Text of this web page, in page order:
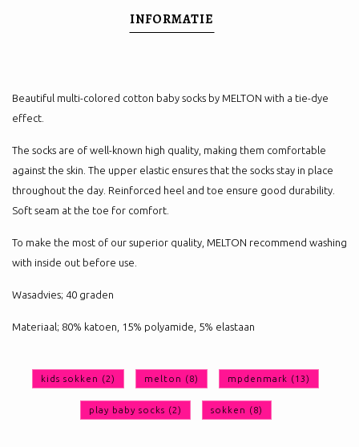
INFORMATIE
Beautiful multi-colored cotton baby socks by MELTON with a tie-dye
effect.
The socks are of well-known high quality, making them comfortable
against the skin. The upper elastic ensures that the socks stay in place
throughout the day. Reinforced heel and toe ensure good durability.
Soft seam at the toe for comfort.
To make the most of our superior quality, MELTON recommend washing
with inside out before use.
Wasadvies; 40 graden
Materiaal; 80% katoen, 15% polyamide, 5% elastaan
kids sokken (2) melton (8) mpdenmark (13)
play baby socks (2) sokken (8)